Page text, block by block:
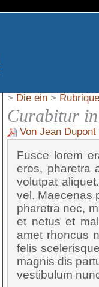
> Die ein >
Curabitur
Von Jean Dupont
Fusce lorem
eros, pharetra
volutpat
vel. Maecenas
pharetra nec,
et netus et
amet rhoncus
felis
magnis dis
vestibulum